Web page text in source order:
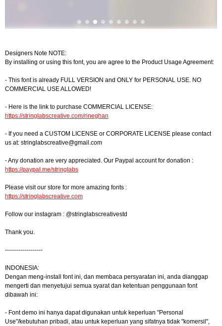
Designers Note NOTE:
By installing or using this font, you are agree to the Product Usage Agreement:
- This font is already FULL VERSION and ONLY for PERSONAL USE. NO
COMMERCIAL USE ALLOWED!
- Here is the link to purchase COMMERCIAL LICENSE:
https://stringlabscreative.com/rineghan
- If you need a CUSTOM LICENSE or CORPORATE LICENSE please contact
us at: stringlabscreative@gmail.com
- Any donation are very appreciated. Our Paypal account for donation :
https://paypal.me/stringlabs
Please visit our store for more amazing fonts :
https://stringlabscreative.com
Follow our instagram : @stringlabscreativestd
Thank you.
-------------------
INDONESIA:
Dengan meng-install font ini, dan membaca persyaratan ini, anda dianggap
mengerti dan menyetujui semua syarat dan ketentuan penggunaan font
dibawah ini:
- Font demo ini hanya dapat digunakan untuk keperluan "Personal
Use"/kebutuhan pribadi, atau untuk keperluan yang sifatnya tidak "komersil",